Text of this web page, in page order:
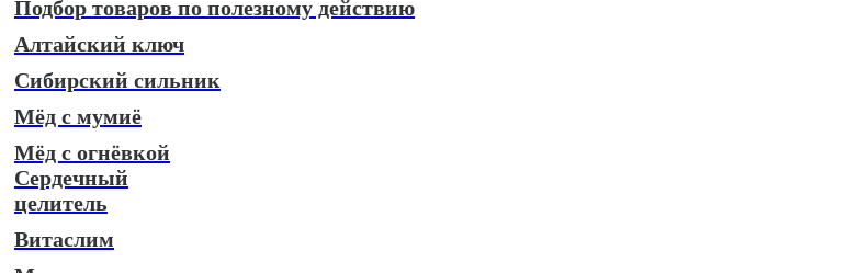
Подбор товаров по полезному действию
Алтайский ключ
Сибирский сильник
Мёд с мумиё
Мёд с огнёвкой
Сердечный
целитель
Витаслим